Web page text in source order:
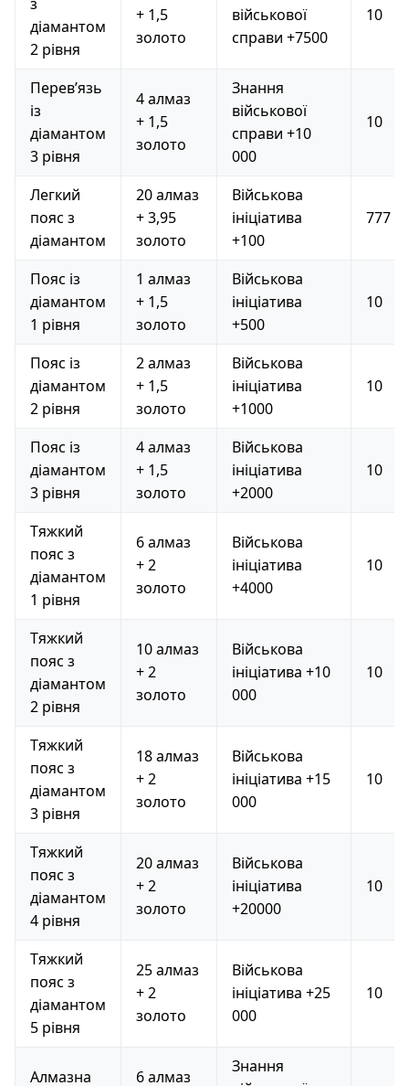
діамантом
2 рівня
+ 1,5
золото
військової
справи +7500
10
Перев’язь
із
діамантом
3 рівня
4 алмаз
+ 1,5
золото
Знання
військової
справи +10
000
10
Легкий
пояс з
діамантом
20 алмаз
+ 3,95
золото
Військова
ініціатива
+100
777
Пояс із
діамантом
1 рівня
1 алмаз
+ 1,5
золото
Військова
ініціатива
+500
10
Пояс із
діамантом
2 рівня
2 алмаз
+ 1,5
золото
Військова
ініціатива
+1000
10
Пояс із
діамантом
3 рівня
4 алмаз
+ 1,5
золото
Військова
ініціатива
+2000
10
Тяжкий
пояс з
діамантом
1 рівня
6 алмаз
+ 2
золото
Військова
ініціатива
+4000
10
Тяжкий
пояс з
діамантом
2 рівня
10 алмаз
+ 2
золото
Військова
ініціатива +10
000
10
Тяжкий
пояс з
діамантом
3 рівня
18 алмаз
+ 2
золото
Військова
ініціатива +15
000
10
Тяжкий
пояс з
діамантом
4 рівня
20 алмаз
+ 2
золото
Військова
ініціатива
+20000
10
Тяжкий
пояс з
діамантом
5 рівня
25 алмаз
+ 2
золото
Військова
ініціатива +25
000
10
Алмазна
6 алмаз
Знання